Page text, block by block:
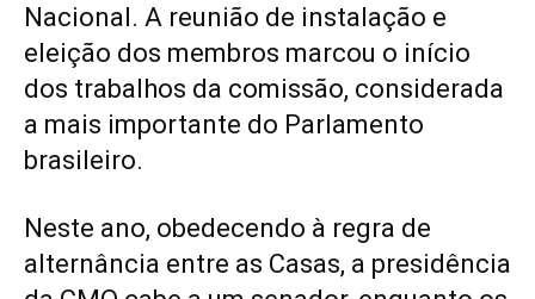
Nacional. A reunião de instalação e
eleição dos membros marcou o início
dos trabalhos da comissão, considerada
a mais importante do Parlamento
brasileiro.
Neste ano, obedecendo à regra de
alternância entre as Casas, a presidência